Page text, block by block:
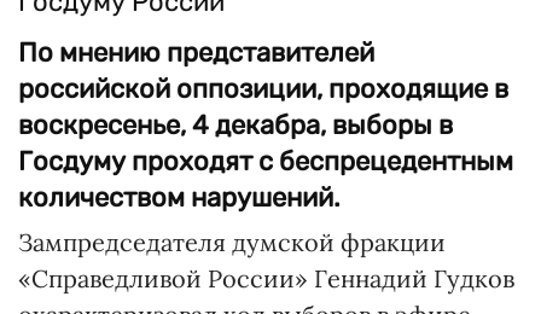
По мнению представителей
российской оппозиции, проходящие в
воскресенье, 4 декабра, выборы в
Госдуму проходят с беспрецедентным
количеством нарушений.
Зампредседателя думской фракции
«Справедливой России» Геннадий Гудков